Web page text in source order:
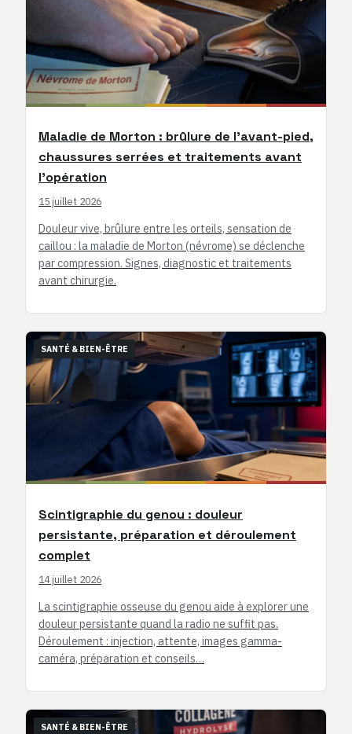
Maladie de Morton : brûlure de l’avant-pied,
chaussures serrées et traitements avant
l’opération
15 juillet 2026
Douleur vive, brûlure entre les orteils, sensation de
caillou : la maladie de Morton (névrome) se déclenche
par compression. Signes, diagnostic et traitements
avant chirurgie.
SANTÉ & BIEN-ÊTRE
Scintigraphie du genou : douleur
persistante, préparation et déroulement
complet
14 juillet 2026
La scintigraphie osseuse du genou aide à explorer une
douleur persistante quand la radio ne suffit pas.
Déroulement : injection, attente, images gamma-
caméra, préparation et conseils…
SANTÉ & BIEN-ÊTRE